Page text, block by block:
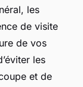
les
de visite
de vos
les
et de